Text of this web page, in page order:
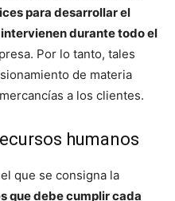
para desarrollar el
durante todo el
Por lo tanto, tales
de materia
a los clientes.
humanos
que se consigna la
que debe cumplir cada